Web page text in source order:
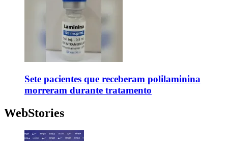
Sete pacientes que receberam polilaminina
morreram durante tratamento
WebStories